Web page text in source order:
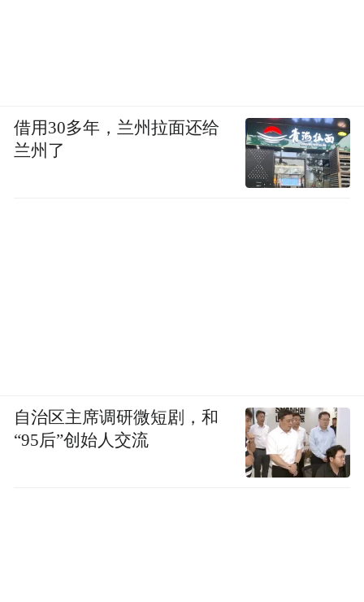
借用30多年，兰州拉面还给
兰州了
自治区主席调研微短剧，和
“95后”创始人交流